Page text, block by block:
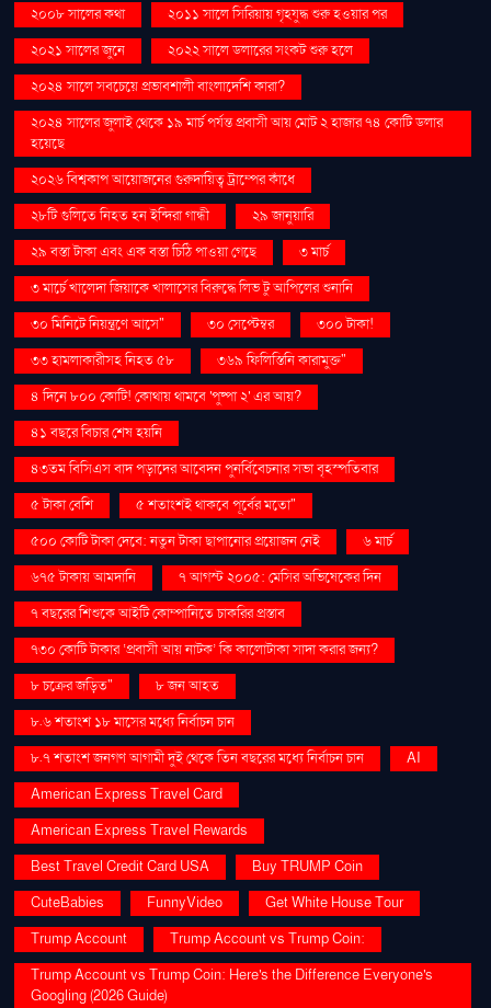
২০০৮ সালের কথা
২০১১ সালে সিরিয়ায় গৃহযুদ্ধ শুরু হওয়ার পর
২০২১ সালের জুনে
২০২২ সালে ডলারের সংকট শুরু হলে
২০২৪ সালে সবচেয়ে প্রভাবশালী বাংলাদেশি কারা?
২০২৪ সালের জুলাই থেকে ১৯ মার্চ পর্যন্ত প্রবাসী আয় মোট ২ হাজার ৭৪ কোটি ডলার
হয়েছে
২০২৬ বিশ্বকাপ আয়োজনের গুরুদায়িত্ব ট্রাম্পের কাঁধে
২৮টি গুলিতে নিহত হন ইন্দিরা গান্ধী
২৯ জানুয়ারি
২৯ বস্তা টাকা এবং এক বস্তা চিঠি পাওয়া গেছে
৩ মার্চ
৩ মার্চে খালেদা জিয়াকে খালাসের বিরুদ্ধে লিভ টু আপিলের শুনানি
৩০ মিনিটে নিয়ন্ত্রণে আসে"
৩০ সেপ্টেম্বর
৩০০ টাকা!
৩৩ হামলাকারীসহ নিহত ৫৮
৩৬৯ ফিলিস্তিনি কারামুক্ত"
৪ দিনে ৮০০ কোটি! কোথায় থামবে 'পুষ্পা ২' এর আয়?
৪১ বছরে বিচার শেষ হয়নি
৪৩তম বিসিএস বাদ পড়াদের আবেদন পুনর্বিবেচনার সভা বৃহস্পতিবার
৫ টাকা বেশি
৫ শতাংশই থাকবে পূর্বের মতো"
৫০০ কোটি টাকা দেবে: নতুন টাকা ছাপানোর প্রয়োজন নেই
৬ মার্চ
৬৭৫ টাকায় আমদানি
৭ আগস্ট ২০০৫: মেসির অভিষেকের দিন
৭ বছরের শিশুকে আইটি কোম্পানিতে চাকরির প্রস্তাব
৭৩০ কোটি টাকার ‘প্রবাসী আয় নাটক’ কি কালোটাকা সাদা করার জন্য?
৮ চক্রের জড়িত"
৮ জন আহত
৮.৬ শতাংশ ১৮ মাসের মধ্যে নির্বাচন চান
৮.৭ শতাংশ জনগণ আগামী দুই থেকে তিন বছরের মধ্যে নির্বাচন চান
AI
American Express Travel Card
American Express Travel Rewards
Best Travel Credit Card USA
Buy TRUMP Coin
CuteBabies
FunnyVideo
Get White House Tour
Trump Account
Trump Account vs Trump Coin:
Trump Account vs Trump Coin: Here's the Difference Everyone's
Googling (2026 Guide)